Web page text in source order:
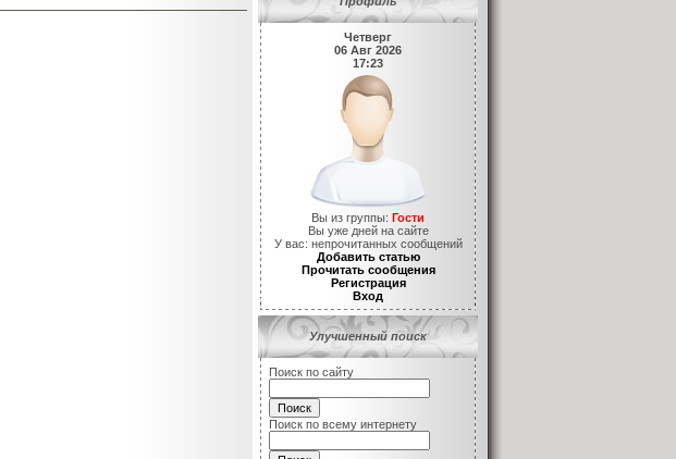
Четверг
06 Авг 2026
17:23
Вы из группы: Гости
Вы уже дней на сайте
У вас: непрочитанных сообщений
Добавить статью
Прочитать сообщения
Регистрация
Вход
Улучшенный поиск
Поиск по сайту
Поиск по всему интернету